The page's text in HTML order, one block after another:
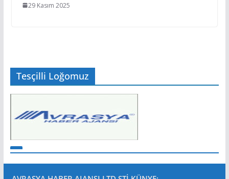
29 Kasım 2025
Tesçilli Loğomuz